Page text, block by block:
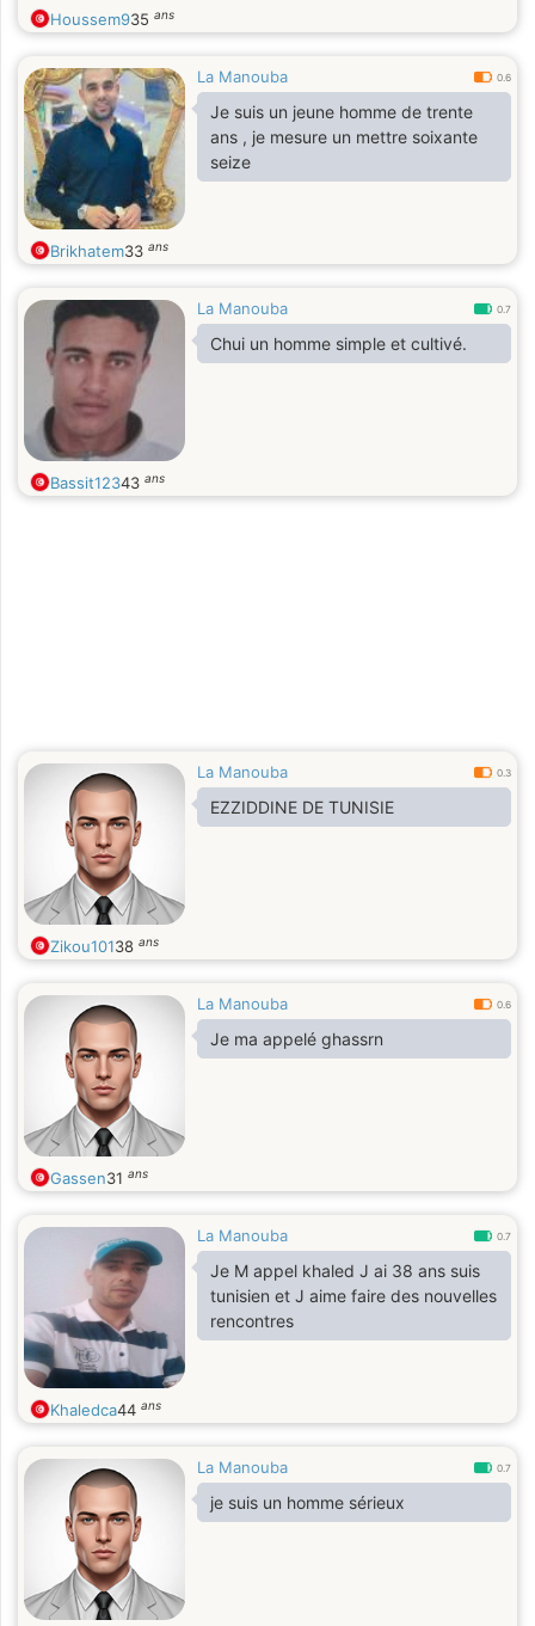
Houssem935 ans
La Manouba 0.6
Je suis un jeune homme de trente
ans , je mesure un mettre soixante
seize
Brikhatem33 ans
La Manouba 0.7
Chui un homme simple et cultivé.
Bassit12343 ans
La Manouba 0.3
EZZIDDINE DE TUNISIE
Zikou10138 ans
La Manouba 0.6
Je ma appelé ghassrn
Gassen31 ans
La Manouba 0.7
Je M appel khaled J ai 38 ans suis
tunisien et J aime faire des nouvelles
rencontres
Khaledca44 ans
La Manouba 0.7
je suis un homme sérieux